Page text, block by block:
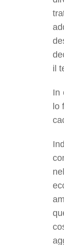
il
In
lo